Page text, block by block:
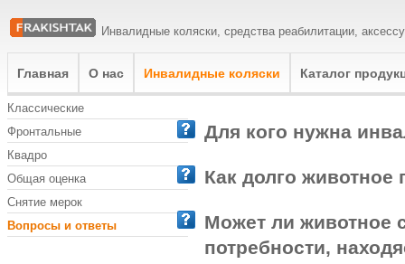
Инвалидные коляски, средства реабилитации,
Главная О нас Инвалидные коляски Каталог
Классические
Фронтальные
Квадро
Общая оценка
Снятие мерок
Вопросы и ответы
Для кого нужна
Как долго животное
Может ли животное
потребности,